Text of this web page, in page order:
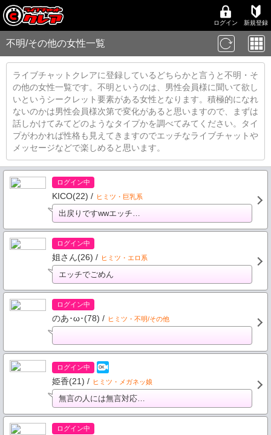
ログイン 新規登録
不明/その他の女性一覧
ライブチャットクレアに登録しているどちらかと言うと不明・そ
の他の女性一覧です。不明というのは、男性会員様に聞いて欲し
いというシークレット要素がある女性となります。積極的になれ
ないのかは男性会員様次第で変化があると思いますので、まずは
話しかけてみてどのようなタイプかを調べてみてください。タイ
プがわかれば性格も見えてきますのでエッチなライブチャットや
メッセージなどで楽しめると思います。
ログイン中
KICO(22) / ヒミツ・巨乳系
出戻りですwwエッチ…
ログイン中
姐さん(26) / ヒミツ・エロ系
エッチでごめん
ログイン中
のあ･ω･(78) / ヒミツ・不明/その他
ログイン中
姫香(21) / ヒミツ・メガネッ娘
無言の人には無言対応…
ログイン中